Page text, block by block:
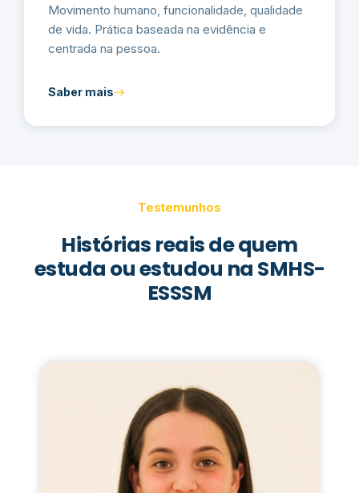
Movimento humano, funcionalidade, qualidade
de vida. Prática baseada na evidência e
centrada na pessoa.
Saber mais
Testemunhos
Histórias reais de quem
estuda ou estudou na SMHS-
ESSSM